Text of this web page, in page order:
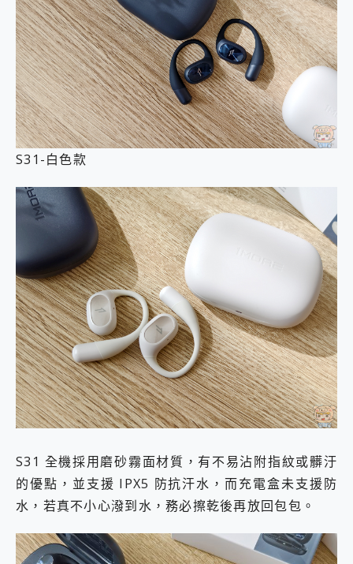
S31-白色款
S31 全機採用磨砂霧面材質，有不易沾附指紋或髒汙
的優點，並支援 IPX5 防抗汗水，而充電盒未支援防
水，若真不小心潑到水，務必擦乾後再放回包包。